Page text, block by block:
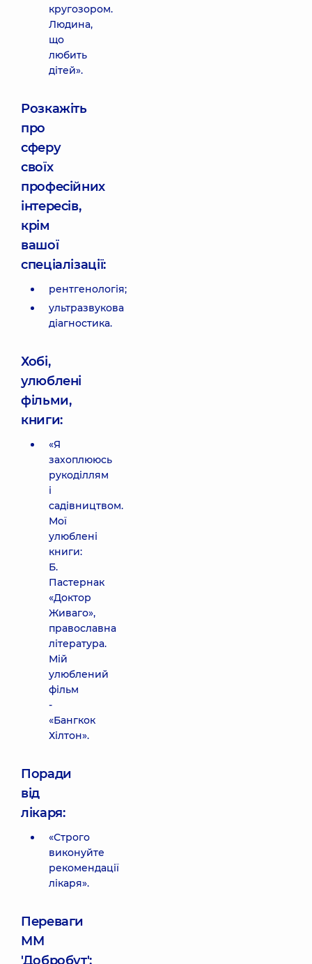
кругозором.
Людина,
що
любить
дітей».
Розкажіть
про
сферу
своїх
професійних
інтересів,
крім
вашої
спеціалізації:
рентгенологія;
ультразвукова
діагностика.
Хобі,
улюблені
фільми,
книги:
«Я
захоплююсь
рукоділлям
і
садівництвом.
Мої
улюблені
книги:
Б.
Пастернак
«Доктор
Живаго»,
православна
література.
Мій
улюблений
фільм
-
«Бангкок
Хілтон».
Поради
від
лікаря:
«Строго
виконуйте
рекомендації
лікаря».
Переваги
ММ
'Добробут':